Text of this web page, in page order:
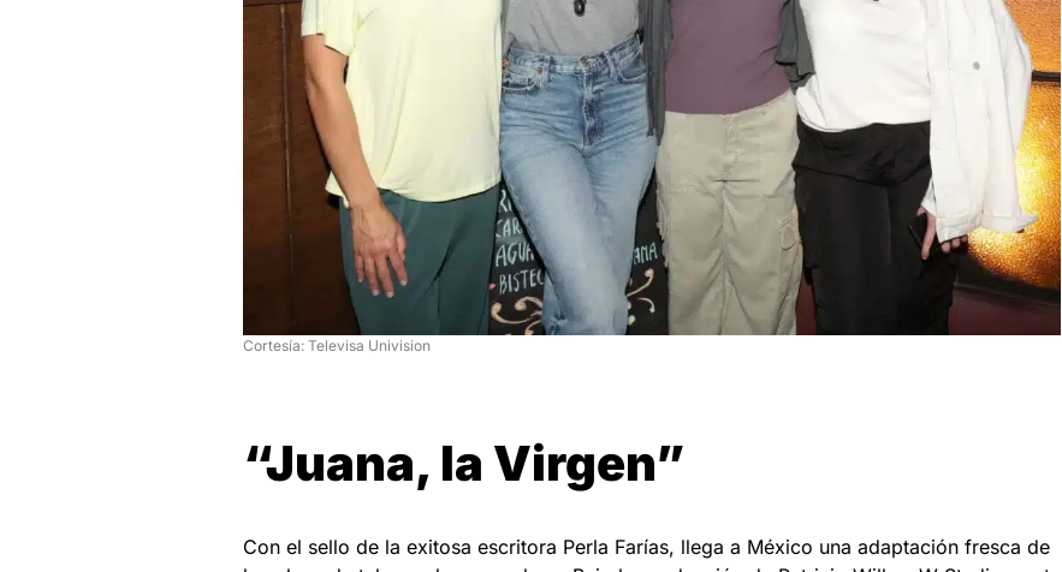
Cortesía: Televisa Univision
“Juana, la Virgen”
Con el sello de la exitosa escritora Perla Farías, llega a México una adaptación fresca de